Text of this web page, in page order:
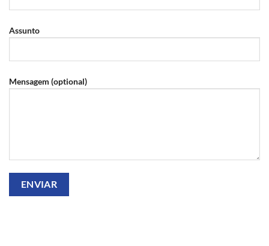
Assunto
Mensagem (optional)